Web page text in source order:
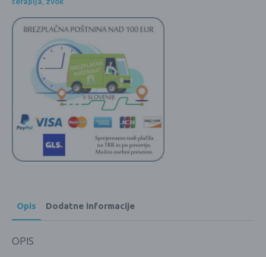
-
20cm
količina
Opis Dodatne informacije
OPIS